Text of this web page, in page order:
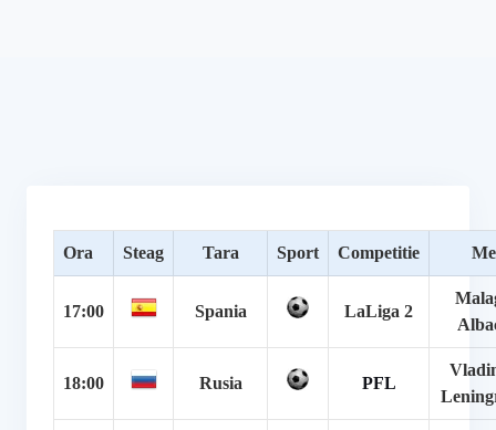
Ora Steag Tara Sport Competitie
17:00 Spania LaLiga 2
18:00 Rusia PFL